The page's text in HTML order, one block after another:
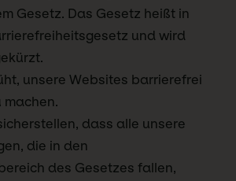
Gesetz. Das Gesetz heißt in
und wird
unsere Websites barrierefrei
machen.
dass alle unsere
die in den
des Gesetzes fallen,